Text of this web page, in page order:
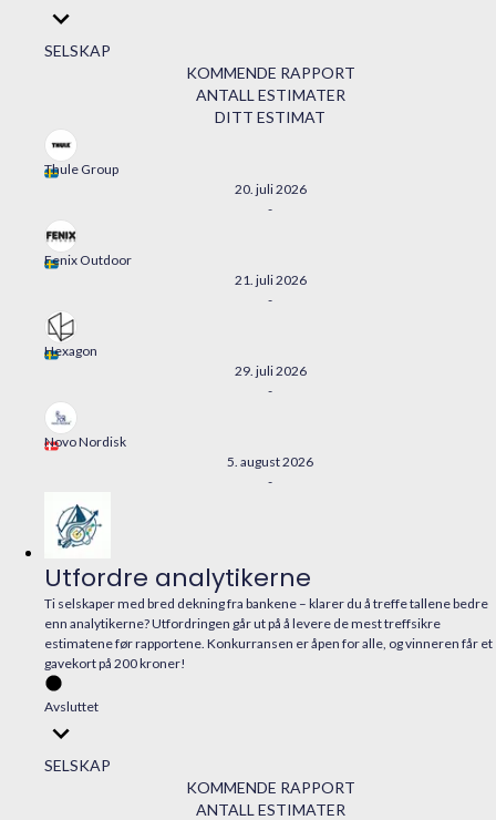
SELSKAP
KOMMENDE RAPPORT
ANTALL ESTIMATER
DITT ESTIMAT
Thule Group
20. juli 2026
-
Fenix Outdoor
21. juli 2026
-
Hexagon
29. juli 2026
-
Novo Nordisk
5. august 2026
-
Utfordre analytikerne
Ti selskaper med bred dekning fra bankene – klarer du å treffe tallene bedre
enn analytikerne? Utfordringen går ut på å levere de mest treffsikre
estimatene før rapportene. Konkurransen er åpen for alle, og vinneren får et
gavekort på 200 kroner!
Avsluttet
SELSKAP
KOMMENDE RAPPORT
ANTALL ESTIMATER